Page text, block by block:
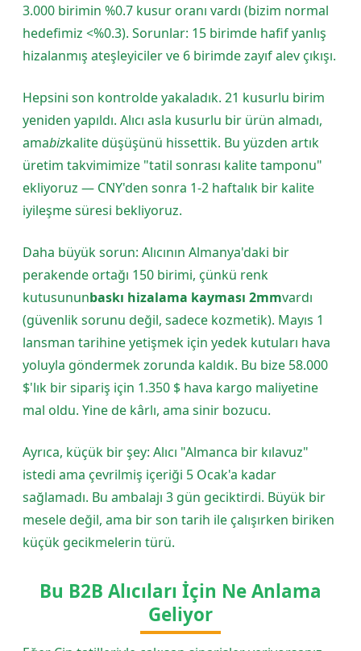
3.000 birimin %0.7 kusur oranı vardı (bizim normal
hedefimiz <%0.3). Sorunlar: 15 birimde hafif yanlış
hizalanmış ateşleyiciler ve 6 birimde zayıf alev çıkışı.
Hepsini son kontrolde yakaladık. 21 kusurlu birim
yeniden yapıldı. Alıcı asla kusurlu bir ürün almadı,
amabizkalite düşüşünü hissettik. Bu yüzden artık
üretim takvimimize "tatil sonrası kalite tamponu"
ekliyoruz — CNY'den sonra 1-2 haftalık bir kalite
iyileşme süresi bekliyoruz.
Daha büyük sorun: Alıcının Almanya'daki bir
perakende ortağı 150 birimi, çünkü renk
kutusununbaskı hizalama kayması 2mmvardı
(güvenlik sorunu değil, sadece kozmetik). Mayıs 1
lansman tarihine yetişmek için yedek kutuları hava
yoluyla göndermek zorunda kaldık. Bu bize 58.000
$'lık bir sipariş için 1.350 $ hava kargo maliyetine
mal oldu. Yine de kârlı, ama sinir bozucu.
Ayrıca, küçük bir şey: Alıcı "Almanca bir kılavuz"
istedi ama çevrilmiş içeriği 5 Ocak'a kadar
sağlamadı. Bu ambalajı 3 gün geciktirdi. Büyük bir
mesele değil, ama bir son tarih ile çalışırken biriken
küçük gecikmelerin türü.
Bu B2B Alıcıları İçin Ne Anlama
Geliyor